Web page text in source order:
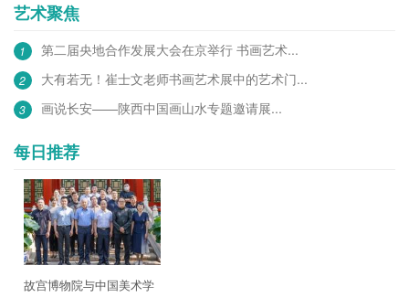
艺术聚焦
1 第二届央地合作发展大会在京举行 书画艺术...
2 大有若无！崔士文老师书画艺术展中的艺术门...
3 画说长安——陕西中国画山水专题邀请展...
每日推荐
故宫博物院与中国美术学